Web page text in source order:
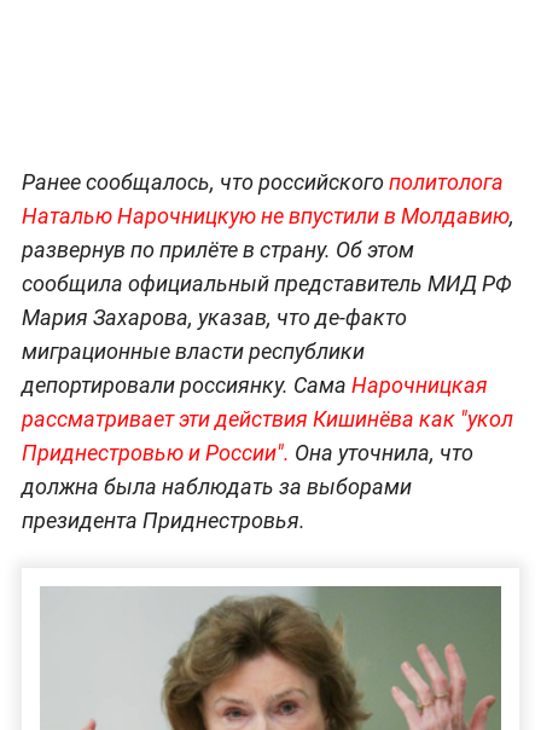
Ранее сообщалось, что российскогополитолога
Наталью Нарочницкую не впустили в Молдавию,
развернув по прилёте в страну. Об этом
сообщила официальный представитель МИД РФ
Мария Захарова, указав, что де-факто
миграционные власти республики
депортировали россиянку. Сама Нарочницкая
рассматривает эти действия Кишинёва как "укол
Приднестровью и России". Она уточнила, что
должна была наблюдать за выборами
президента Приднестровья.